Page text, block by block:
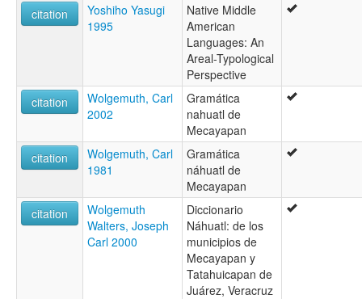
citation
Yoshiho Yasugi
1995
Native Middle
American
Languages: An
Areal-Typological
Perspective
citation
Wolgemuth, Carl
2002
Gramática
nahuatl de
Mecayapan
citation
Wolgemuth, Carl
1981
Gramática
náhuatl de
Mecayapan
citation
Wolgemuth
Walters, Joseph
Carl 2000
Diccionario
Náhuatl: de los
municipios de
Mecayapan y
Tatahuicapan de
Juárez, Veracruz